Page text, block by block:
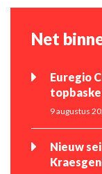
Net
Euregio
9 augustus
Nieuw